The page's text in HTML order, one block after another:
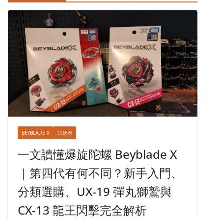
BEYBLADE X 試伏器
一文讀懂爆旋陀螺 Beyblade X
｜第四代有何不同？新手入門、
分類選購、UX-19 彈丸獅鷲與
CX-13 龍王閃擊完全解析